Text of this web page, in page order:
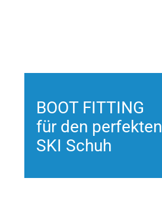
BOOT FITTING
für den perfekten
SKI Schuh